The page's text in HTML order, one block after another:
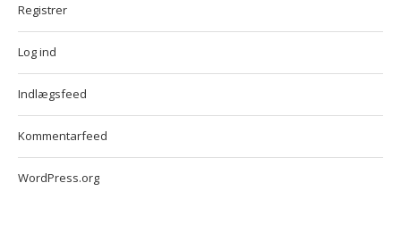
Registrer
Log ind
Indlægsfeed
Kommentarfeed
WordPress.org